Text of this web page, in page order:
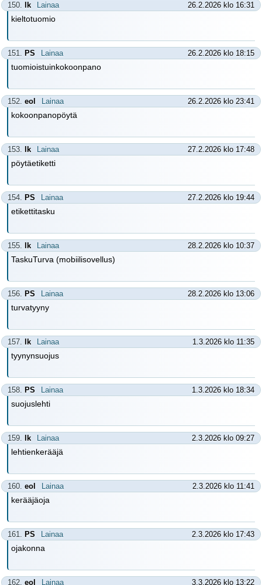
150. lk Lainaa 26.2.2026 klo 16:31
kieltotuomio
151. PS Lainaa 26.2.2026 klo 18:15
tuomioistuinkokoonpano
152. eol Lainaa 26.2.2026 klo 23:41
kokoonpanopöytä
153. lk Lainaa 27.2.2026 klo 17:48
pöytäetiketti
154. PS Lainaa 27.2.2026 klo 19:44
etikettitasku
155. lk Lainaa 28.2.2026 klo 10:37
TaskuTurva (mobiilisovellus)
156. PS Lainaa 28.2.2026 klo 13:06
turvatyyny
157. lk Lainaa 1.3.2026 klo 11:35
tyynynsuojus
158. PS Lainaa 1.3.2026 klo 18:34
suojuslehti
159. lk Lainaa 2.3.2026 klo 09:27
lehtienkerääjä
160. eol Lainaa 2.3.2026 klo 11:41
kerääjäoja
161. PS Lainaa 2.3.2026 klo 17:43
ojakonna
162. eol Lainaa 3.3.2026 klo 13:22